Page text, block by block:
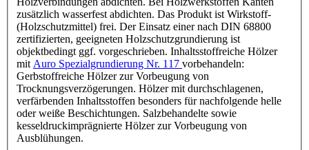
zusätzlich wasserfest abdichten. Das Produkt ist Wirkstoff-
(Holzschutzmittel) frei. Der Einsatz einer nach DIN 68800
zertifizierten, geeigneten Holzschutzgrundierung ist
objektbedingt ggf. vorgeschrieben. Inhaltsstoffreiche Hölzer
mit Auro Spezialgrundierung Nr. 117 vorbehandeln:
Gerbstoffreiche Hölzer zur Vorbeugung von
Trocknungsverzögerungen. Hölzer mit durchschlagenen,
verfärbenden Inhaltsstoffen besonders für nachfolgende helle
oder weiße Beschichtungen. Salzbehandelte sowie
kesseldruckimprägnierte Hölzer zur Vorbeugung von
Ausblühungen.